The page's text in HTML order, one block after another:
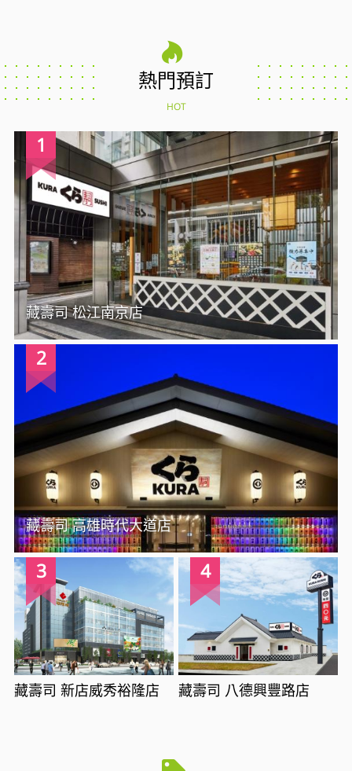
熱門預訂
HOT
1
藏壽司 松江南京店
2
藏壽司 高雄時代大道店
3
藏壽司 新店威秀裕隆店
4
藏壽司 八德興豐路店